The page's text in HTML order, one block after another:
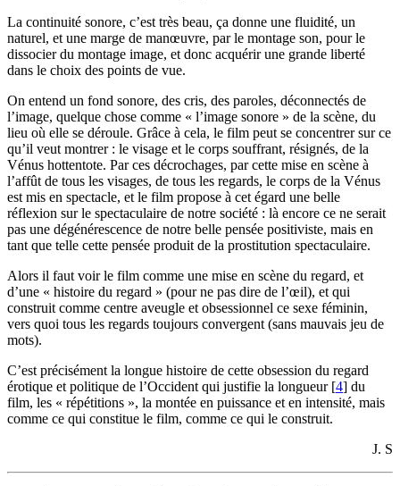
La continuité sonore, c’est très beau, ça donne une fluidité, un
naturel, et une marge de manœuvre, par le montage son, pour le
dissocier du montage image, et donc acquérir une grande liberté
dans le choix des points de vue.
On entend un fond sonore, des cris, des paroles, déconnectés de
l’image, quelque chose comme « l’image sonore » de la scène, du
lieu où elle se déroule. Grâce à cela, le film peut se concentrer sur ce
qu’il veut montrer : le visage et le corps souffrant, résignés, de la
Vénus hottentote. Par ces décrochages, par cette mise en scène à
l’affût de tous les visages, de tous les regards, le corps de la Vénus
est mis en spectacle, et le film propose à cet égard une belle
réflexion sur le spectaculaire de notre société : là encore ce ne serait
pas une dégénérescence de notre belle pensée positiviste, mais en
tant que telle cette pensée produit de la prostitution spectaculaire.
Alors il faut voir le film comme une mise en scène du regard, et
d’une « histoire du regard » (pour ne pas dire de l’œil), et qui
construit comme centre aveugle et obsessionnel ce sexe féminin,
vers quoi tous les regards toujours convergent (sans mauvais jeu de
mots).
C’est précisément la longue histoire de cette obsession du regard
érotique et politique de l’Occident qui justifie la longueur[4] du
film, les « répétitions », la montée en puissance et en intensité, mais
comme ce qui constitue le film, comme ce qui le construit.
J. S